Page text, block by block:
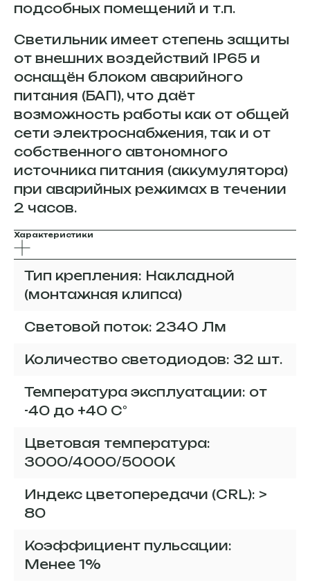
подсобных помещений и т.п.
Светильник имеет степень защиты
от внешних воздействий IP65 и
оснащён блоком аварийного
питания (БАП), что даёт
возможность работы как от общей
сети электроснабжения, так и от
собственного автономного
источника питания (аккумулятора)
при аварийных режимах в течении
2 часов.
Характеристики
Тип крепления: Накладной
(монтажная клипса)
Световой поток: 2340 Лм
Количество светодиодов: 32 шт.
Температура эксплуатации: от
-40 до +40 С°
Цветовая температура:
3000/4000/5000К
Индекс цветопередачи (CRL): >
80
Коэффициент пульсации:
Менее 1%